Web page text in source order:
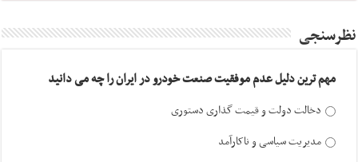
نظرسنجی
مهم ترین دلیل عدم موفقیت صنعت خودرو در ایران را چه می دانید
دخالت دولت و قیمت گذاری دستوری
مدیریت سیاسی و ناکارآمد